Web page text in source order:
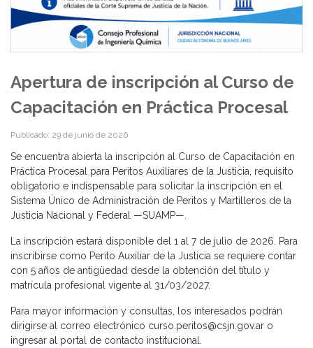
Apertura de inscripción al Curso de
Capacitación en Práctica Procesal
Publicado: 29 de junio de 2026
Se encuentra abierta la inscripción al Curso de Capacitación en
Práctica Procesal para Peritos Auxiliares de la Justicia, requisito
obligatorio e indispensable para solicitar la inscripción en el
Sistema Único de Administración de Peritos y Martilleros de la
Justicia Nacional y Federal —SUAMP—.
La inscripción estará disponible del 1 al 7 de julio de 2026. Para
inscribirse como Perito Auxiliar de la Justicia se requiere contar
con 5 años de antigüedad desde la obtención del título y
matrícula profesional vigente al 31/03/2027.
Para mayor información y consultas, los interesados podrán
dirigirse al correo electrónico curso.peritos@csjn.gov.ar o
ingresar al portal de contacto institucional.